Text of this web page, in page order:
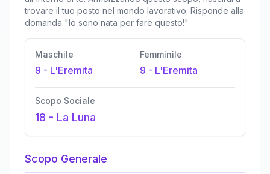
trovare il tuo posto nel mondo lavorativo. Risponde alla
domanda "Io sono nata per fare questo!"
Maschile
9 - L'Eremita
Femminile
9 - L'Eremita
Scopo Sociale
18 - La Luna
Scopo Generale